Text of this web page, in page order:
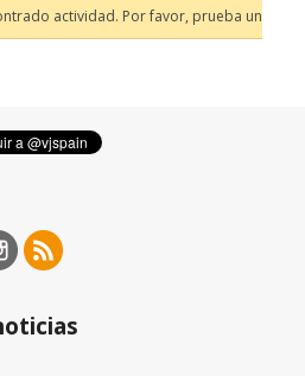
actividad. Por favor, prueba un